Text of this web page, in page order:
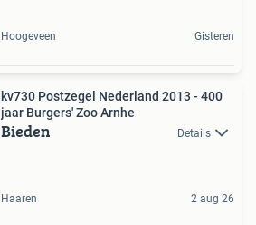
Hoogeveen Gisteren
kv730 Postzegel Nederland 2013 - 400
jaar Burgers' Zoo Arnhe
Bieden Details
Haaren 2 aug 26